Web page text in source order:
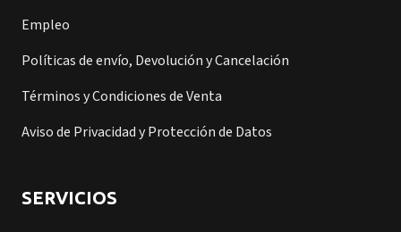
Empleo
Políticas de envío, Devolución y Cancelación
Términos y Condiciones de Venta
Aviso de Privacidad y Protección de Datos
SERVICIOS